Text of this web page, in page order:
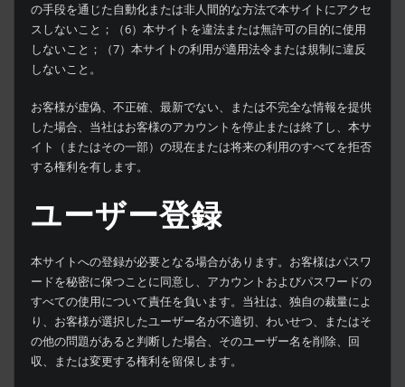
の手段を通じた自動化または非人間的な方法で本サイトにアクセ
スしないこと；（6）本サイトを違法または無許可の目的に使用
しないこと；（7）本サイトの利用が適用法令または規制に違反
しないこと。
お客様が虚偽、不正確、最新でない、または不完全な情報を提供
した場合、当社はお客様のアカウントを停止または終了し、本サ
イト（またはその一部）の現在または将来の利用のすべてを拒否
する権利を有します。
ユーザー登録
本サイトへの登録が必要となる場合があります。お客様はパスワ
ードを秘密に保つことに同意し、アカウントおよびパスワードの
すべての使用について責任を負います。当社は、独自の裁量によ
り、お客様が選択したユーザー名が不適切、わいせつ、またはそ
の他の問題があると判断した場合、そのユーザー名を削除、回
収、または変更する権利を留保します。